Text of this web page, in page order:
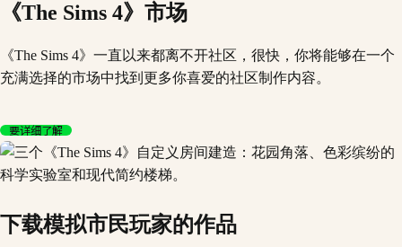
《The Sims 4》市场
《The Sims 4》一直以来都离不开社区，很快，你将能够在一个
充满选择的市场中找到更多你喜爱的社区制作内容。
要详细了解
下载模拟市民玩家的作品